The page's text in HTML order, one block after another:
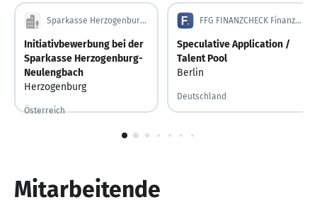
Sparkasse Herzogenburg-Neulengbach
Initiativbewerbung bei der
Sparkasse Herzogenburg-
Neulengbach
Herzogenburg
Österreich
FFG FINANZCHECK Finanzportale GmbH
Speculative Application /
Talent Pool
Berlin
Deutschland
1
Mitarbeitende